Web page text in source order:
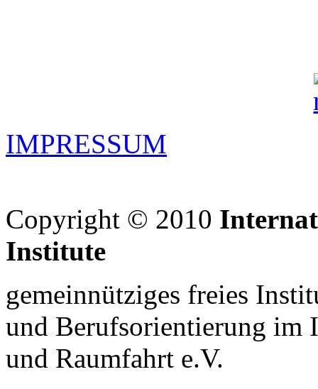
IMPRESSUM
Copyright © 2010
Institute
gemeinnütziges freies
und Berufsorientierung im
und Raumfahrt e.V.